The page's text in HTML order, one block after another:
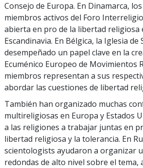
Consejo de Europa. En Dinamarca,
miembros activos del Foro
abierta en pro de la libertad religiosa
Escandinavia. En Bélgica, la Iglesia de
desempeñado un papel clave en la
Ecuménico Europeo de Movimientos
miembros representan a sus
abordar las cuestiones de libertad
También han organizado muchas
multireligiosas en Europa y Estados
a las religiones a trabajar juntas en
libertad religiosa y la tolerancia. En
scientologists ayudaron a organizar
redondas de alto nivel sobre el tema,